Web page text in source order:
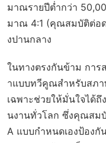
มาณรายปีต่ำกว่า
มาณ 4:1 (คุณสมบัติต่อ
งปานกลาง
ในทางตรงกันข้าม กา
าแบบทวีคูณสำหรับสภา
เฉพาะช่วยให้มั่นใจได้
นงานทั่วโลก ซึ่งคุณสม
A แบบกำหนดเองป้อง